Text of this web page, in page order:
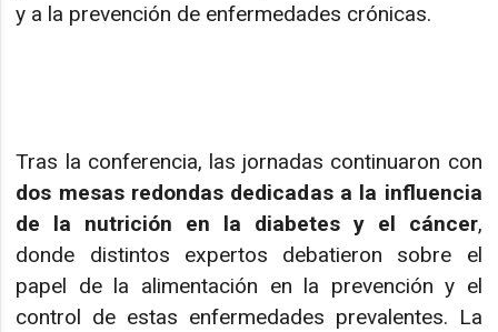
y a la prevención de enfermedades crónicas.
Tras la conferencia, las jornadas continuaron con
dos mesas redondas dedicadas a la influencia
de la nutrición en la diabetes y el cáncer,
donde distintos expertos debatieron sobre el
papel de la alimentación en la prevención y el
control de estas enfermedades prevalentes. La